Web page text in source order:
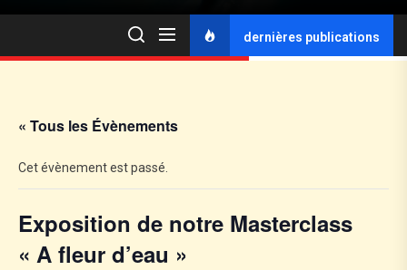
dernières publications
« Tous les Évènements
Cet évènement est passé.
Exposition de notre Masterclass
« A fleur d’eau »